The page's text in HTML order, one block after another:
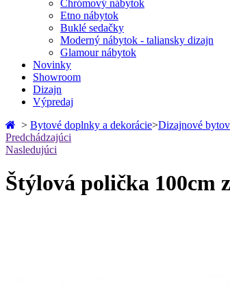
Chrómový nábytok
Etno nábytok
Buklé sedačky
Moderný nábytok - taliansky dizajn
Glamour nábytok
Novinky
Showroom
Dizajn
Výpredaj
> Bytové doplnky a dekorácie>Dizajnové
Predchádzajúci
Nasledujúci
Štýlová polička 100cm